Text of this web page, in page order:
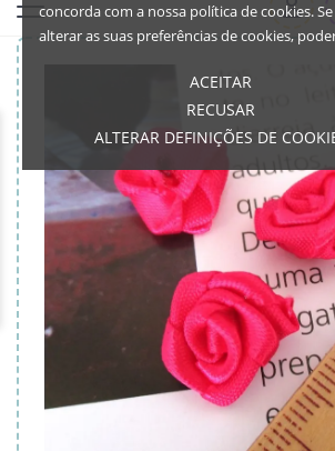
concorda com a nossa política de cookies.
alterar as suas preferências de cookies,
ACEITAR
RECUSAR
ALTERAR DEFINIÇÕES DE